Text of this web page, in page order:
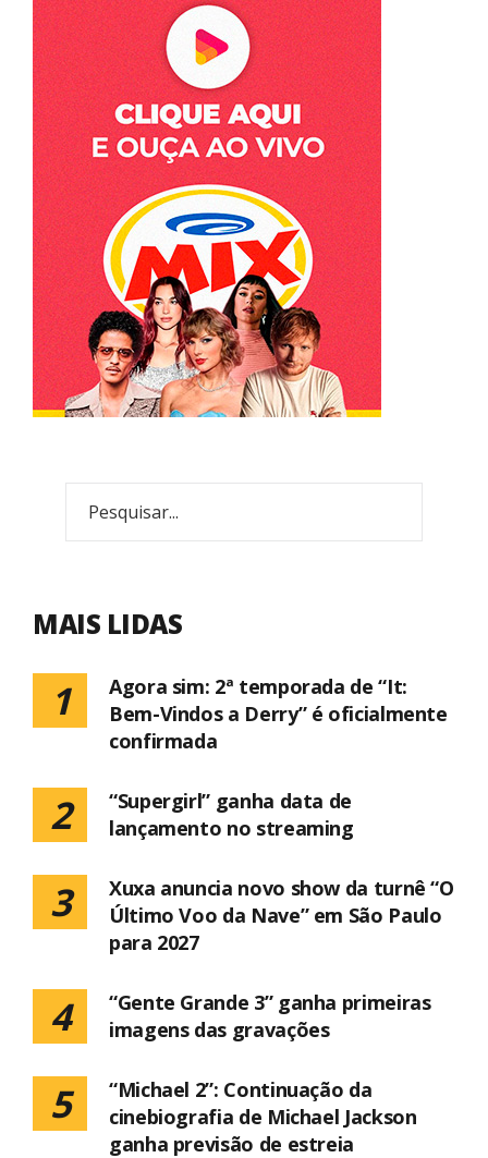
MAIS LIDAS
1
Agora sim: 2ª temporada de “It:
Bem-Vindos a Derry” é oficialmente
confirmada
2
“Supergirl” ganha data de
lançamento no streaming
3
Xuxa anuncia novo show da turnê “O
Último Voo da Nave” em São Paulo
para 2027
4
“Gente Grande 3” ganha primeiras
imagens das gravações
5
“Michael 2”: Continuação da
cinebiografia de Michael Jackson
ganha previsão de estreia